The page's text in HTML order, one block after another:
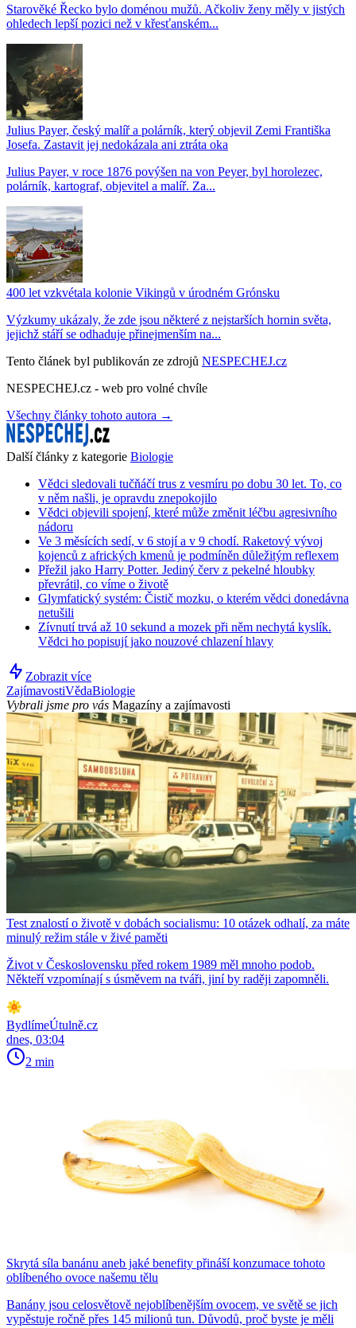
Starověké Řecko bylo doménou mužů. Ačkoliv ženy měly v jistých
ohledech lepší pozici než v křesťanském...
Julius Payer, český malíř a polárník, který objevil Zemi Františka
Josefa. Zastavit jej nedokázala ani ztráta oka
Julius Payer, v roce 1876 povýšen na von Peyer, byl horolezec,
polárník, kartograf, objevitel a malíř. Za...
400 let vzkvétala kolonie Vikingů v úrodném Grónsku
Výzkumy ukázaly, že zde jsou některé z nejstarších hornin světa,
jejichž stáří se odhaduje přinejmenším na...
Tento článek byl publikován ze zdrojů NESPECHEJ.cz
NESPECHEJ.cz - web pro volné chvíle
Všechny články tohoto autora →
Další články z kategorie Biologie
Vědci sledovali tučňáčí trus z vesmíru po dobu 30 let. To, co
v něm našli, je opravdu znepokojilo
Vědci objevili spojení, které může změnit léčbu agresivního
nádoru
Ve 3 měsících sedí, v 6 stojí a v 9 chodí. Raketový vývoj
kojenců z afrických kmenů je podmíněn důležitým reflexem
Přežil jako Harry Potter. Jediný červ z pekelné hloubky
převrátil, co víme o životě
Glymfatický systém: Čistič mozku, o kterém vědci donedávna
netušili
Zívnutí trvá až 10 sekund a mozek při něm nechytá kyslík.
Vědci ho popisují jako nouzové chlazení hlavy
Zobrazit více
ZajímavostiVědaBiologie
Vybrali jsme pro vás Magazíny a zajímavosti
Test znalostí o životě v dobách socialismu: 10 otázek odhalí, za máte
minulý režim stále v živé paměti
Život v Československu před rokem 1989 měl mnoho podob.
Někteří vzpomínají s úsměvem na tváři, jiní by raději zapomněli.
BydlímeÚtulně.cz
dnes, 03:04
2 min
Skrytá síla banánu aneb jaké benefity přináší konzumace tohoto
oblíbeného ovoce našemu tělu
Banány jsou celosvětově nejoblíbenějším ovocem, ve světě se jich
vypěstuje ročně přes 145 milionů tun. Důvodů, proč byste je měli